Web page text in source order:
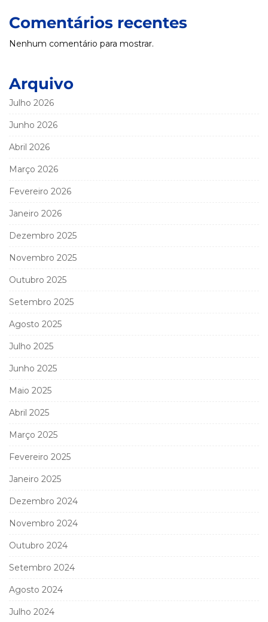
Comentários recentes
Nenhum comentário para mostrar.
Arquivo
Julho 2026
Junho 2026
Abril 2026
Março 2026
Fevereiro 2026
Janeiro 2026
Dezembro 2025
Novembro 2025
Outubro 2025
Setembro 2025
Agosto 2025
Julho 2025
Junho 2025
Maio 2025
Abril 2025
Março 2025
Fevereiro 2025
Janeiro 2025
Dezembro 2024
Novembro 2024
Outubro 2024
Setembro 2024
Agosto 2024
Julho 2024